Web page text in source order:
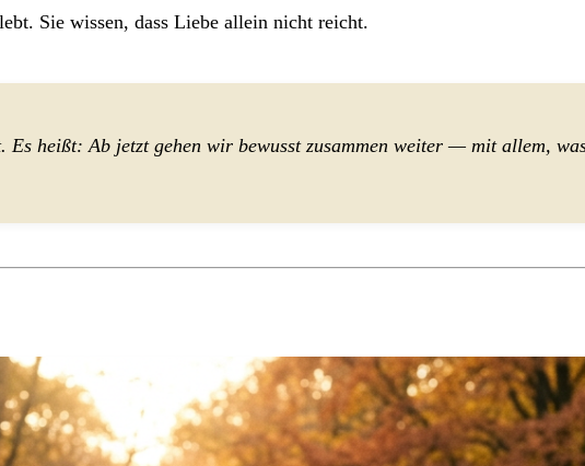
Sie wissen, dass Liebe allein nicht reicht.
heißt: Ab jetzt gehen wir bewusst zusammen weiter — mit allem,